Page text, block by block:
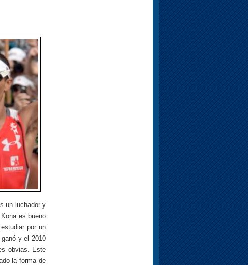
un luchador y
es bueno
por un
y el 2010
obvias. Este
la forma de